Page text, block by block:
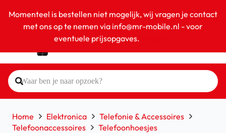
Momenteel is bestellen niet mogelijk, wij vragen je contact
met ons op te nemen via info@mr-mobile.nl - voor
eventuele prijsopgaves.
Home Elektronica
Telefonie & Accessoires
Telefoonaccessoires
Telefoonhoesjes